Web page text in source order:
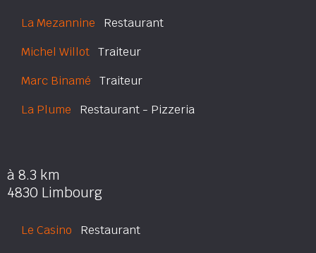
La Mezannine Restaurant
Michel Willot Traiteur
Marc Binamé Traiteur
La Plume Restaurant - Pizzeria
à 8.3 km
4830 Limbourg
Le Casino Restaurant